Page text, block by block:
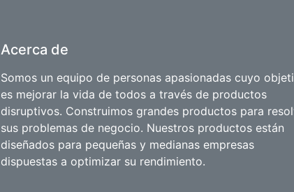
Acerca de
Somos un equipo de personas apasionadas cuyo
es mejorar la vida de todos a través de productos
disruptivos. Construimos grandes productos para
sus problemas de negocio. Nuestros productos están
diseñados para pequeñas y medianas empresas
dispuestas a optimizar su rendimiento.